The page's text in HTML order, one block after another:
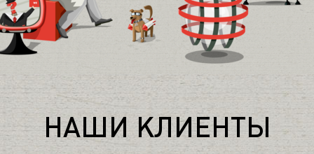
НАШИ КЛИЕНТЫ